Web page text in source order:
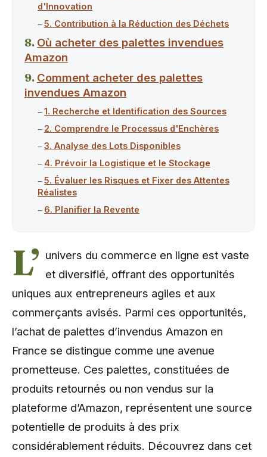
d'Innovation
5. Contribution à la Réduction des Déchets
Où acheter des palettes invendues
Amazon
Comment acheter des palettes
invendues Amazon
1. Recherche et Identification des Sources
2. Comprendre le Processus d'Enchères
3. Analyse des Lots Disponibles
4. Prévoir la Logistique et le Stockage
5. Évaluer les Risques et Fixer des Attentes
Réalistes
6. Planifier la Revente
L’ univers du commerce en ligne est vaste
et diversifié, offrant des opportunités
uniques aux entrepreneurs agiles et aux
commerçants avisés. Parmi ces opportunités,
l’achat de palettes d’invendus Amazon en
France se distingue comme une avenue
prometteuse. Ces palettes, constituées de
produits retournés ou non vendus sur la
plateforme d’Amazon, représentent une source
potentielle de produits à des prix
considérablement réduits. Découvrez dans cet